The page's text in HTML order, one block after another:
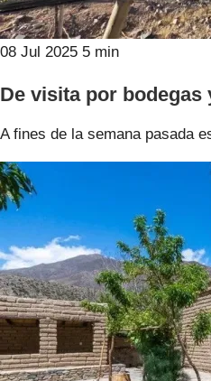
08 Jul 2025 5 min
De visita por bodegas
A fines de la semana pasada